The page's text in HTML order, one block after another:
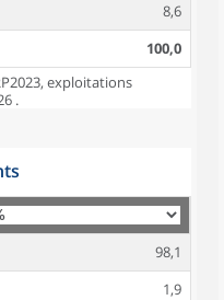
8,6
100,0
exploitations
.
98,1
1,9